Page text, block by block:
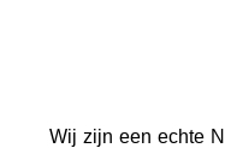
Wij zijn een echte